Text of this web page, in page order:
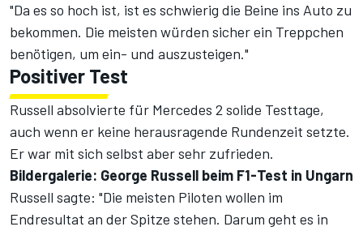
"Da es so hoch ist, ist es schwierig die Beine ins Auto zu
bekommen. Die meisten würden sicher ein Treppchen
benötigen, um ein- und auszusteigen."
Positiver Test
Russell absolvierte für Mercedes 2 solide Testtage,
auch wenn er keine herausragende Rundenzeit setzte.
Er war mit sich selbst aber sehr zufrieden.
Bildergalerie: George Russell beim F1-Test in Ungarn
Russell sagte: "Die meisten Piloten wollen im
Endresultat an der Spitze stehen. Darum geht es in